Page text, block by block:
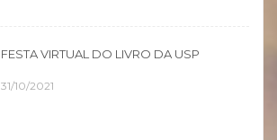
FESTA VIRTUAL DO LIVRO DA USP
31/10/2021